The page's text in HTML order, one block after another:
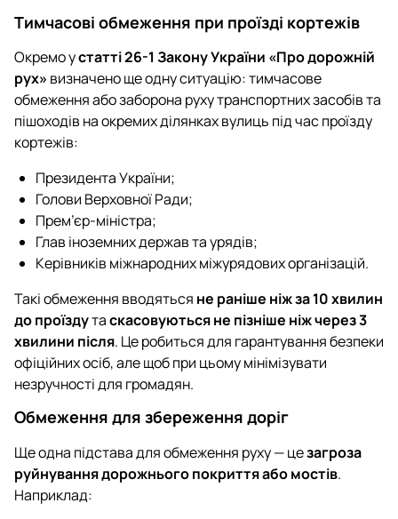
Тимчасові обмеження при проїзді кортежів
Окремо устатті 26-1 Закону України «Про дорожній
рух» визначено ще одну ситуацію: тимчасове
обмеження або заборона руху транспортних засобів та
пішоходів на окремих ділянках вулиць під час проїзду
кортежів:
Президента України;
Голови Верховної Ради;
Прем’єр-міністра;
Глав іноземних держав та урядів;
Керівників міжнародних міжурядових організацій.
Такі обмеження вводяться не раніше ніж за 10 хвилин
до проїздутаскасовуються не пізніше ніж через 3
хвилини після. Це робиться для гарантування безпеки
офіційних осіб, але щоб при цьому мінімізувати
незручності для громадян.
Обмеження для збереження доріг
Ще одна підстава для обмеження руху — цезагроза
руйнування дорожнього покриття або мостів.
Наприклад: